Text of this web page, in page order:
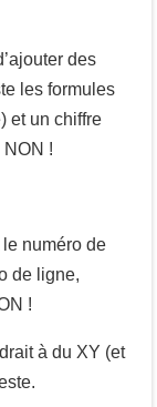
des
les formules
et un chiffre
!
numéro de
de ligne,
!
à du XY (et